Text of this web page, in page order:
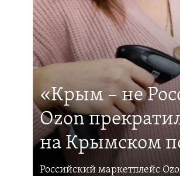
«Крым – не
Ozon
на Крымском
Российский маркетплейс